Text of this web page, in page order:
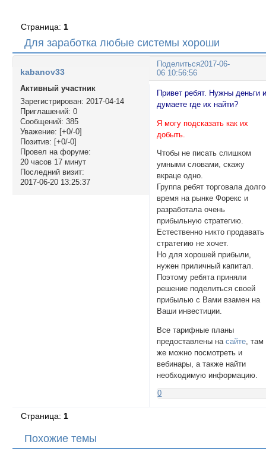
Для заработка любые системы хороши
Страница: 1
Поделиться2017-06-
06 10:56:56
kabanov33
Активный участник
Зарегистрирован: 2017-04-14
Приглашений: 0
Сообщений: 385
Уважение: [+0/-0]
Позитив: [+0/-0]
Провел на форуме:
20 часов 17 минут
Последний визит:
2017-06-20 13:25:37
Привет ребят. Нужны деньги
думаете где их найти?
Я могу подсказать как их
добыть.
Чтобы не писать слишком
умными словами, скажу
вкраце одно.
Группа ребят торговала
время на рынке Форекс и
разработала очень
прибыльную стратегию.
Естественно никто продавать
стратегию не хочет.
Но для хорошей прибыли,
нужен приличный капитал.
Поэтому ребята приняли
решение поделиться своей
прибылью с Вами взамен на
Ваши инвестиции.
Все тарифные планы
предоставлены насайте, там
же можно посмотреть и
вебинары, а также найти
необходимую информацию.
0
Страница:1
Похожие темы